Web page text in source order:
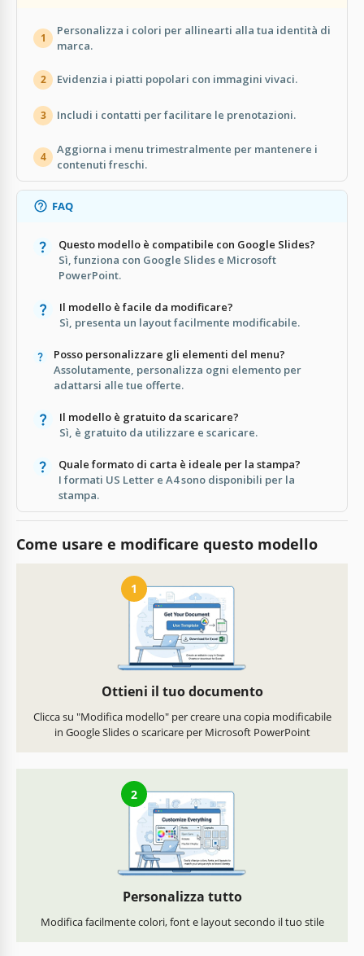
1
Personalizza i colori per allinearti alla tua identità di
marca.
2 Evidenzia i piatti popolari con immagini vivaci.
3 Includi i contatti per facilitare le prenotazioni.
4
Aggiorna i menu trimestralmente per mantenere i
contenuti freschi.
FAQ
Questo modello è compatibile con Google Slides?
Sì, funziona con Google Slides e Microsoft
PowerPoint.
Il modello è facile da modificare?
Sì, presenta un layout facilmente modificabile.
Posso personalizzare gli elementi del menu?
Assolutamente, personalizza ogni elemento per
adattarsi alle tue offerte.
Il modello è gratuito da scaricare?
Sì, è gratuito da utilizzare e scaricare.
Quale formato di carta è ideale per la stampa?
I formati US Letter e A4 sono disponibili per la
stampa.
Come usare e modificare questo modello
1
Ottieni il tuo documento
Clicca su "Modifica modello" per creare una copia modificabile
in Google Slides o scaricare per Microsoft PowerPoint
2
Personalizza tutto
Modifica facilmente colori, font e layout secondo il tuo stile